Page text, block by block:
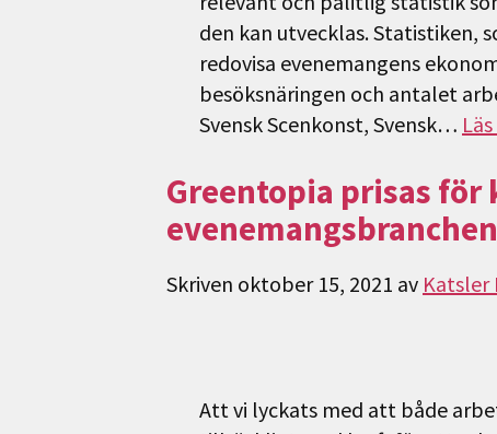
den kan utvecklas. Statistiken,
redovisa evenemangens
besöksnäringen och antalet
Svensk Scenkonst, Svensk…
Greentopia prisas
evenemangsbranchen
Skriven oktober 15, 2021 av Katsler
Att vi lyckats med att både